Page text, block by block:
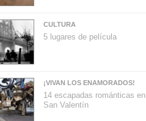
CULTURA
5 lugares de película
¡VIVAN LOS ENAMORADOS!
14 escapadas románticas en
San Valentín